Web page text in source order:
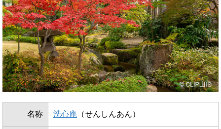
名称 洗心庵 （せんしんあん）